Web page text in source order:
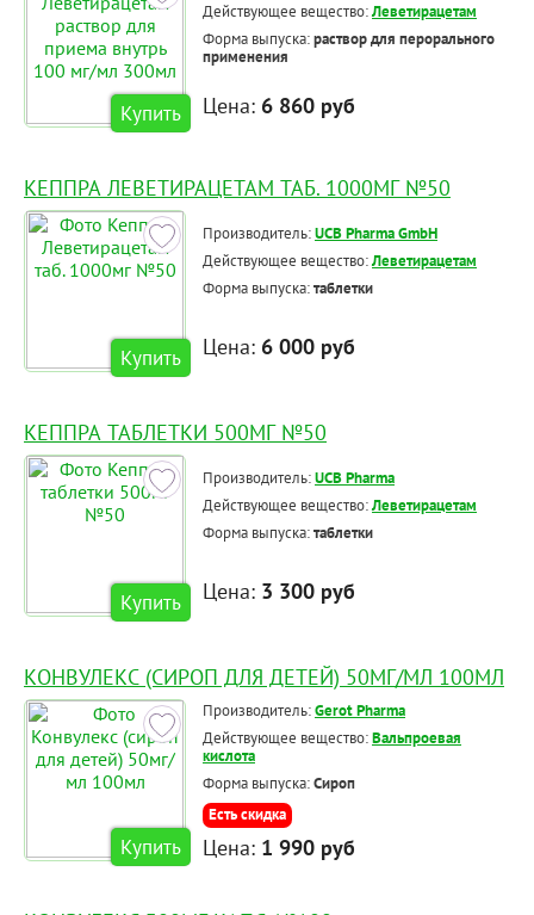
Купить
Действующее вещество:Леветирацетам
Форма выпуска:раствор для перорального
применения
Цена: 6 860 руб
КЕППРА ЛЕВЕТИРАЦЕТАМ ТАБ. 1000МГ №50
Купить
Производитель:UCB Pharma GmbH
Действующее вещество:Леветирацетам
Форма выпуска:таблетки
Цена: 6 000 руб
КЕППРА ТАБЛЕТКИ 500МГ №50
Купить
Производитель:UCB Pharma
Действующее вещество:Леветирацетам
Форма выпуска:таблетки
Цена: 3 300 руб
КОНВУЛЕКС (СИРОП ДЛЯ ДЕТЕЙ) 50МГ/МЛ 100МЛ
Купить
Производитель:Gerot Pharma
Действующее вещество:Вальпроевая
кислота
Форма выпуска:Сироп
Есть скидка
Цена: 1 990 руб